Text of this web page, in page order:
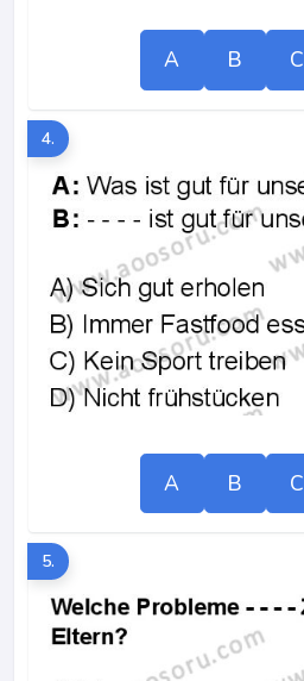
A B C
4.
A B C
5.